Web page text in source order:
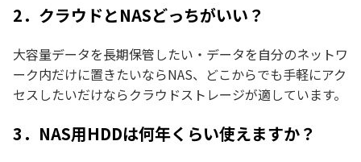
2．クラウドとNASどっちがいい？
大容量データを長期保管したい・データを自分のネットワ
ーク内だけに置きたいならNAS、どこからでも手軽にアク
セスしたいだけならクラウドストレージが適しています。
3．NAS用HDDは何年くらい使えますか？